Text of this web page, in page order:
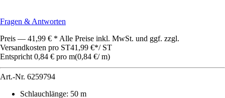
Fragen & Antworten
Preis — 41,99 € * Alle Preise inkl. MwSt. und ggf. zzgl.
Versandkosten pro ST41,99 €*/ ST
Entspricht 0,84 € pro m(0,84 €/ m)
Art.-Nr. 6259794
Schlauchlänge: 50 m